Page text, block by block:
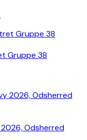
Gruppe 38
Odsherred